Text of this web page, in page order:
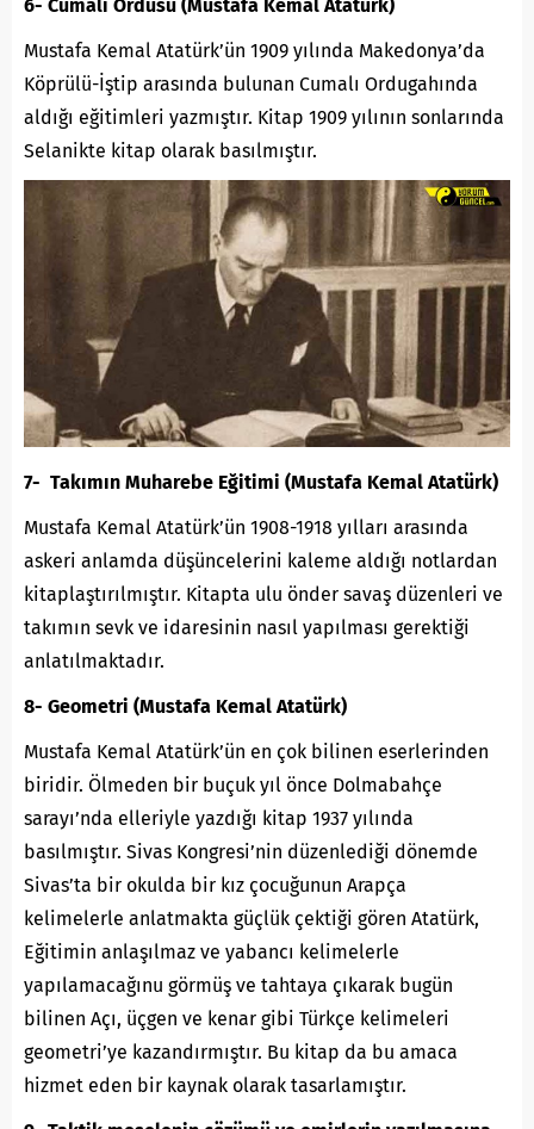
6- Cumalı Ordusu (Mustafa Kemal Atatürk)
Mustafa Kemal Atatürk’ün 1909 yılında Makedonya’da
Köprülü-İştip arasında bulunan Cumalı Ordugahında
aldığı eğitimleri yazmıştır. Kitap 1909 yılının sonlarında
Selanikte kitap olarak basılmıştır.
7- Takımın Muharebe Eğitimi (Mustafa Kemal Atatürk)
Mustafa Kemal Atatürk’ün 1908-1918 yılları arasında
askeri anlamda düşüncelerini kaleme aldığı notlardan
kitaplaştırılmıştır. Kitapta ulu önder savaş düzenleri ve
takımın sevk ve idaresinin nasıl yapılması gerektiği
anlatılmaktadır.
8- Geometri (Mustafa Kemal Atatürk)
Mustafa Kemal Atatürk’ün en çok bilinen eserlerinden
biridir. Ölmeden bir buçuk yıl önce Dolmabahçe
sarayı’nda elleriyle yazdığı kitap 1937 yılında
basılmıştır. Sivas Kongresi’nin düzenlediği dönemde
Sivas’ta bir okulda bir kız çocuğunun Arapça
kelimelerle anlatmakta güçlük çektiği gören Atatürk,
Eğitimin anlaşılmaz ve yabancı kelimelerle
yapılamacağınu görmüş ve tahtaya çıkarak bugün
bilinen Açı, üçgen ve kenar gibi Türkçe kelimeleri
geometri’ye kazandırmıştır. Bu kitap da bu amaca
hizmet eden bir kaynak olarak tasarlamıştır.